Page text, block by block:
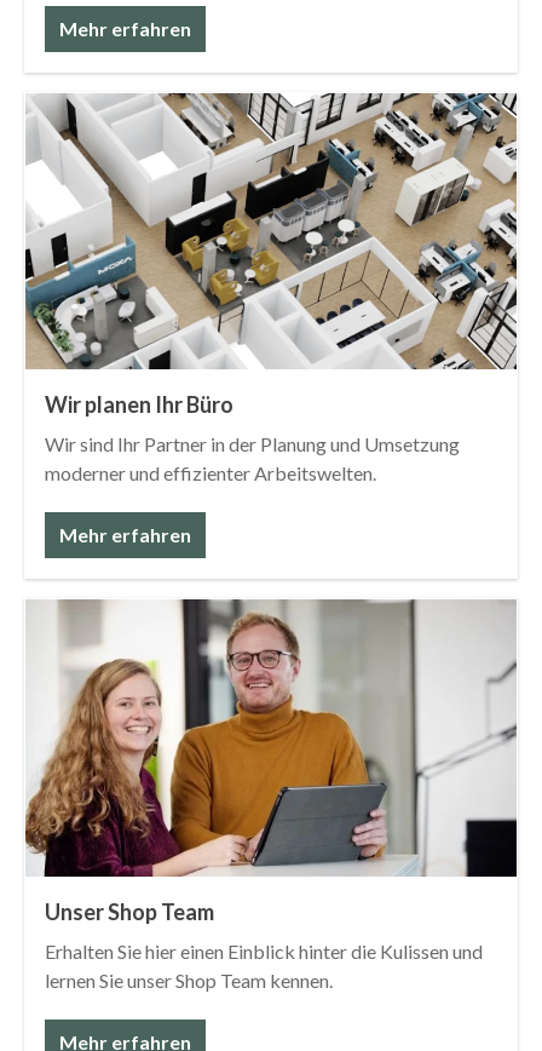
Mehr erfahren
Wir planen Ihr Büro
Wir sind Ihr Partner in der Planung und Umsetzung
moderner und effizienter Arbeitswelten.
Mehr erfahren
Unser Shop Team
Erhalten Sie hier einen Einblick hinter die Kulissen und
lernen Sie unser Shop Team kennen.
Mehr erfahren